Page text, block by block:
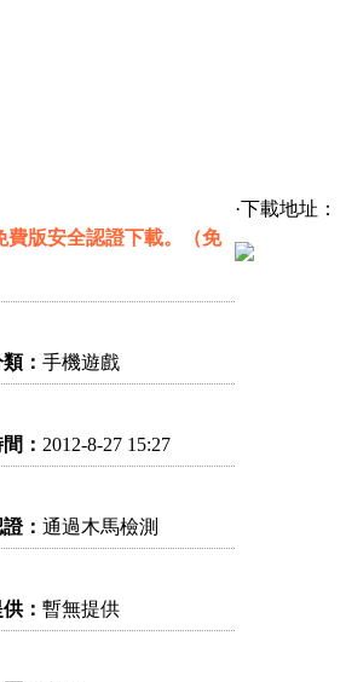
版安全認證下載。（免
類：手機遊戲
： 2012-8-27 15:27
：通過木馬檢測
：暫無提供
·下載地址：